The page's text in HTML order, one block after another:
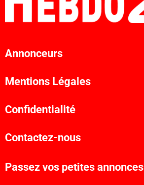
Annonceurs
Mentions Légales
Confidentialité
Contactez-nous
Passez vos petites annonces